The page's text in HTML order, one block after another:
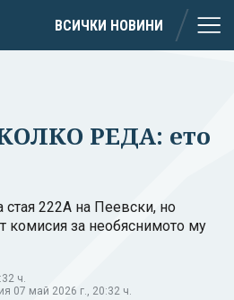
ВСИЧКИ НОВИНИ
РЕДА: ето
стая 222А на Пеевски, но
комисия за необяснимото му
ч.
07 май 2026 г., 20:32 ч.